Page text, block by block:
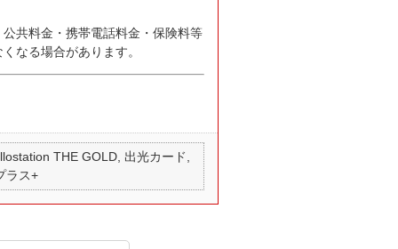
共料金・携帯電話料金・保険料等
なる場合があります。
THE GOLD, 出光カード,
ラス+